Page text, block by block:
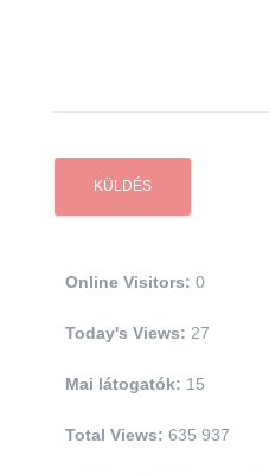
Online Visitors: 0
Today's Views: 27
Mai látogatók: 15
Total Views: 635 937